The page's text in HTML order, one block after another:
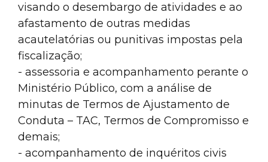
visando o desembargo de atividades e ao
afastamento de outras medidas
acautelatórias ou punitivas impostas pela
fiscalização;
- assessoria e acompanhamento perante o
Ministério Público, com a análise de
minutas de Termos de Ajustamento de
Conduta – TAC, Termos de Compromisso e
demais;
- acompanhamento de inquéritos civis